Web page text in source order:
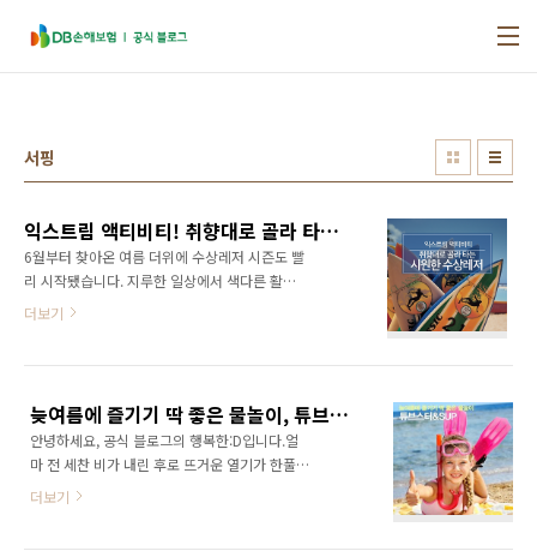
서핑
익스트림 액티비티! 취향대로 골라 타는 시원한 수상레저
6월부터 찾아온 여름 더위에 수상레저 시즌도 빨
리 시작됐습니다. 지루한 일상에서 색다른 활력
을 얻고 싶은 사람들이 강과 바다로 몰려들고 있
면? 수상 놀이기구! 아찔한 높이에서 시원하게
미끄러져 내려오는 몬스터 슬라이드, 온 힘을 다
해 몸을 던져 하늘 높이 솟구쳐 오르는 블롭점프,
속도감과 스릴을 만끽할 수 있는 디스코보트, 바
펼쳐진 것 같죠? 수상 놀이기구는 별다른 교육이
더보기
늦여름에 즐기기 딱 좋은 물놀이, 튜브스터&SUP
안녕하세요, 공식 블로그의 행복한:D입니다.얼
마 전 세찬 비가 내린 후로 뜨거운 열기가 한풀
꺾이고 찬 바람이 불기 시작했습니다. 아침저녁
더보기